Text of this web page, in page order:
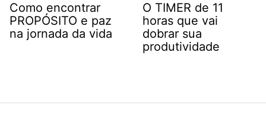
Como encontrar
PROPÓSITO e paz
na jornada da vida
O TIMER de 11
horas que vai
dobrar sua
produtividade